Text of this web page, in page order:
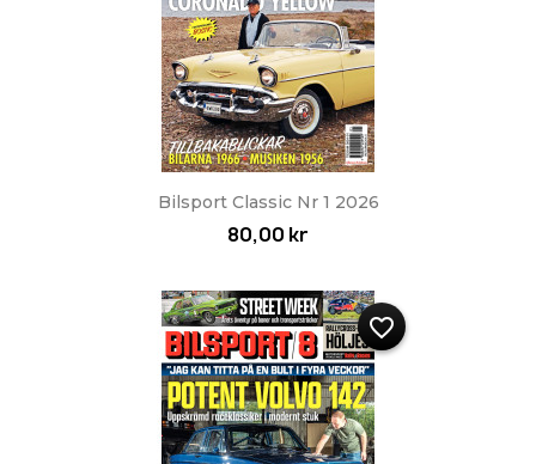
Bilsport Classic Nr 1 2026
80,00 kr
favorite_border